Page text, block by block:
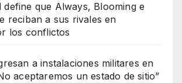
define que Always, Blooming e
reciban a sus rivales en
los conflictos
a instalaciones militares en
aceptaremos un estado de sitio”